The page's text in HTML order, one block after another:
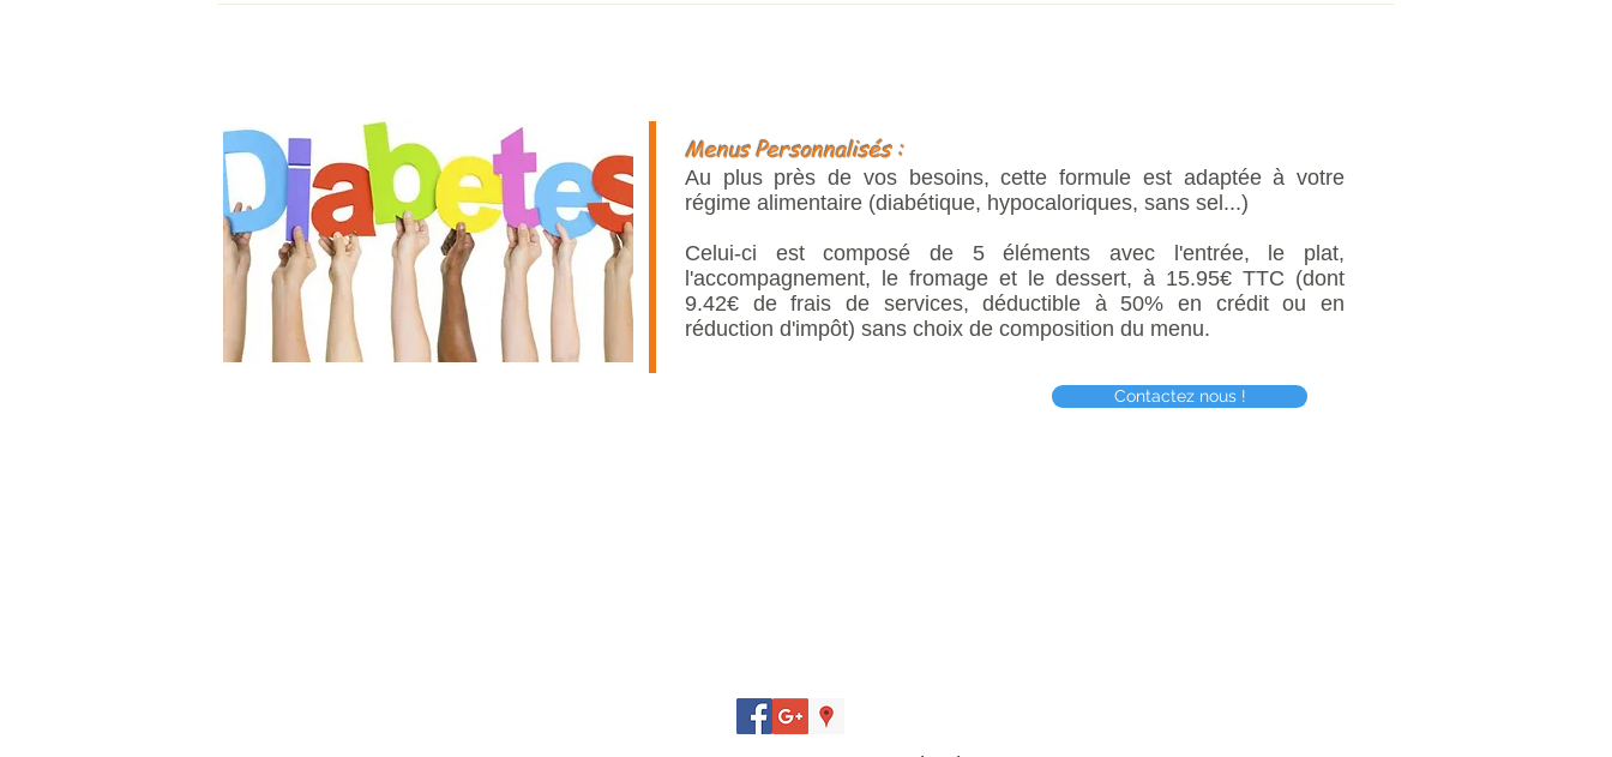
Menus Personnalisés :
Au plus près de vos besoins, cette formule est adaptée à votre
régime alimentaire (diabétique, hypocaloriques, sans sel...)
Celui-ci est composé de 5 éléments avec l'entrée, le plat,
l'accompagnement, le fromage et le dessert, à 15.95€ TTC (dont
9.42€ de frais de services, déductible à 50% en crédit ou en
réduction d'impôt) sans choix de composition du menu.
Contactez nous !